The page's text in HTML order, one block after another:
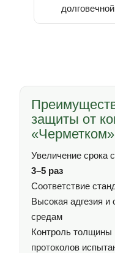
защиты от
«Черметком»
Увеличение срока
3–5 раз
Соответствие
Высокая адгезия и
средам
Контроль
протоколов